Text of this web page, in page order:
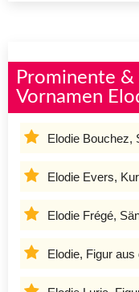
Prominente
Vornamen
Elodie Bouchez,
Elodie Evers,
Elodie Frégé,
Elodie, Figur aus